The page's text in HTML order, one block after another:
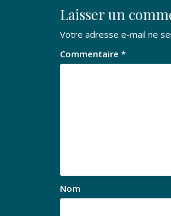
Laisser un
Votre adresse e-mail ne
Commentaire *
Nom